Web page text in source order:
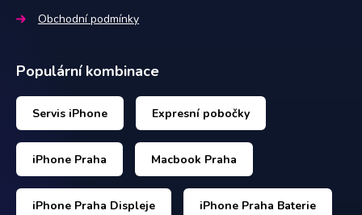
Obchodní podmínky
Populární kombinace
Servis iPhone Expresní pobočky
iPhone Praha Macbook Praha
iPhone Praha Displeje iPhone Praha Baterie